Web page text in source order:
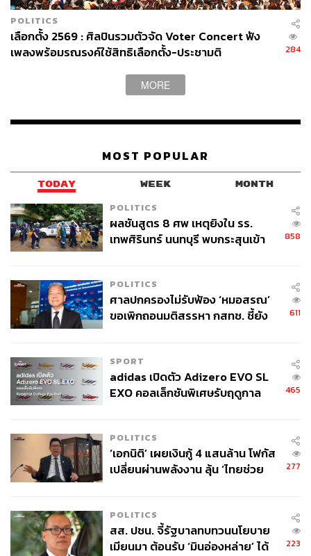
POLITICS
เลือกตั้ง 2569 : ศิลปินรวมตัวจัด Voter Concert ฟัง
เพลงพร้อมรณรงค์ใช้สิทธิเลือกตั้ง-ประชามติ
284
MORE
MOST POPULAR
TODAY WEEK MONTH
POLITICS
ผลชันสูตร 8 ศพ เหตุยิงใน รร.
เทพศิรินทร์ นนทบุรี พบกระสุนเข้า
858
POLITICS
ศาลปกครองไม่รับฟ้อง ‘หมอสรณ’
ขอเพิกถอนมติสรรหา กสทช. ชี้ยัง
611
SPORT
adidas เปิดตัว Adizero EVO SL
EXO คอลเล็กชันพิเศษรับฤดูกาล
465
POLITICS
‘เอกนิติ’ เผยเงินกู้ 4 แสนล้าน โฟกัส
เปลี่ยนผ่านพลังงาน ลุ้น ‘ไทยช่วย
277
POLITICS
สส. ปชน. จี้รัฐบาลทบทวนนโยบาย
เมียนมา ต้อนรับ ‘มินอ่องหล่าย’ ได้
223